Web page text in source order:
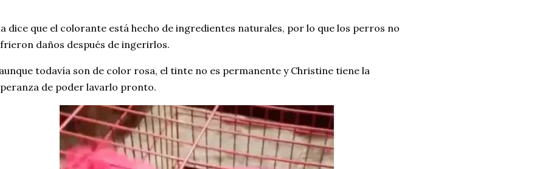
dice que el colorante está hecho de ingredientes naturales, por lo que los perros no
daños después de ingerirlos.
todavía son de color rosa, el tinte no es permanente y Christine tiene la
de poder lavarlo pronto.